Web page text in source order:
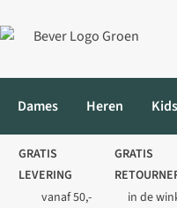
Dames Heren Kids
GRATIS
LEVERING
vanaf 50,-
GRATIS
in de